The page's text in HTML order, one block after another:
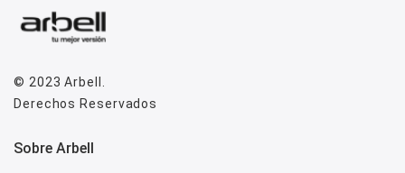
© 2023Arbell
Derechos Reservados
Sobre Arbell